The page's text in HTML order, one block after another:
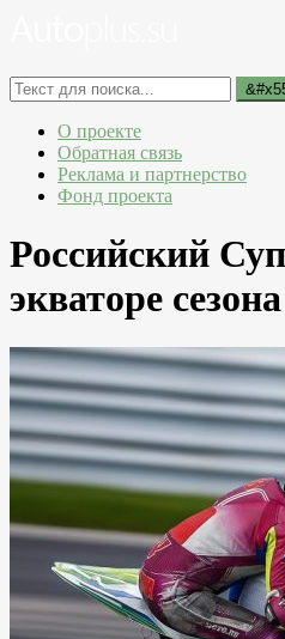
О проекте
Обратная связь
Реклама и партнерство
Фонд проекта
Российский
экваторе сезона